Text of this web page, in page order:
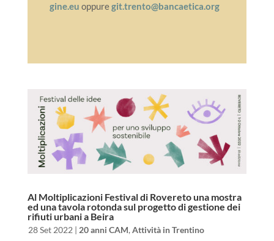
gine.eu oppuregit.trento@bancaetica.org
Al Moltiplicazioni Festival di Rovereto una mostra
ed una tavola rotonda sul progetto di gestione dei
rifiuti urbani a Beira
28 Set 2022 | 20 anni CAM, Attività in Trentino